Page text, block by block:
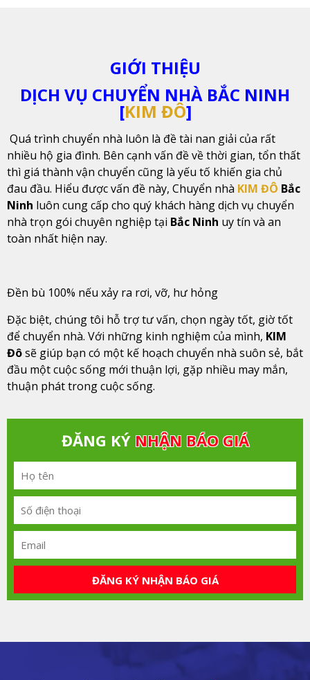
GIỚI THIỆU
DỊCH VỤ CHUYỂN NHÀ BẮC NINH
[KIM ĐÔ]
Quá trình chuyển nhà luôn là đề tài nan giải của rất
nhiều hộ gia đình. Bên cạnh vấn đề về thời gian, tổn thất
thì giá thành vận chuyển cũng là yếu tố khiến gia chủ
đau đầu. Hiểu được vấn đề này, Chuyển nhà KIM ĐÔ Bắc
Ninh luôn cung cấp cho quý khách hàng dịch vụ chuyển
nhà trọn gói chuyên nghiệp tại Bắc Ninh uy tín và an
toàn nhất hiện nay.
Đền bù 100% nếu xảy ra rơi, vỡ, hư hỏng
Đặc biệt, chúng tôi hỗ trợ tư vấn, chọn ngày tốt, giờ tốt
để chuyển nhà. Với những kinh nghiệm của mình, KIM
Đôsẽ giúp bạn có một kế hoạch chuyển nhà suôn sẻ, bắt
đầu một cuộc sống mới thuận lợi, gặp nhiều may mắn,
thuận phát trong cuộc sống.
ĐĂNG KÝ NHẬN BÁO GIÁ
ĐĂNG KÝ NHẬN BÁO GIÁ